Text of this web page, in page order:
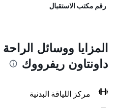
رقم مكتب الاستقبال
المزايا ووسائل
داونتاون ريفرووك
مركز اللياقة البدنية